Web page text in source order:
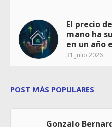
El precio
mano ha
en un año
31 julio 2026
POST MÁS POPULARES
Gonzalo